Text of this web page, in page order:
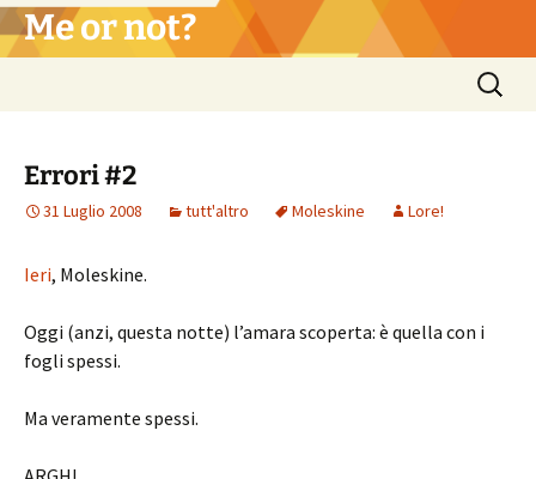
Vai
al Me or not?
Ricerca
per:
Errori #2
31 Luglio 2008 tutt'altro Moleskine Lore!
Ieri, Moleskine.
Oggi (anzi, questa notte) l’amara scoperta: è quella con i
fogli spessi.
Ma veramente spessi.